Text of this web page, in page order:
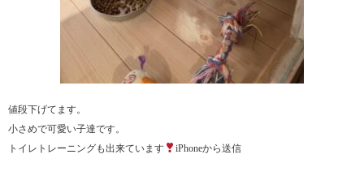
値段下げてます。
小さめで可愛い子達です。
トイレトレーニングも出来ています
iPhoneから送信